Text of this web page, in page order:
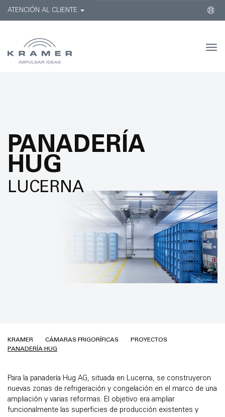
ATENCIÓN AL CLIENTE
PANADERÍA
HUG
LUCERNA
KRAMER CÁMARAS FRIGORÍFICAS
PROYECTOS
PANADERÍA HUG
Para la panadería Hug AG, situada en Lucerna, se construyeron
nuevas zonas de refrigeración y congelación en el marco de una
ampliación y varias reformas. El objetivo era ampliar
funcionalmente las superficies de producción existentes y